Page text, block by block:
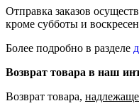
Отправка заказов
кроме субботы и
Более подробно в разделе
Возврат товара в наш
Возврат товара,